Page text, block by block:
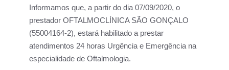
Informamos que, a partir do dia 07/09/2020, o
prestador OFTALMOCLÍNICA SÃO GONÇALO
(55004164-2), estará habilitado a prestar
atendimentos 24 horas Urgência e Emergência na
especialidade de Oftalmologia.